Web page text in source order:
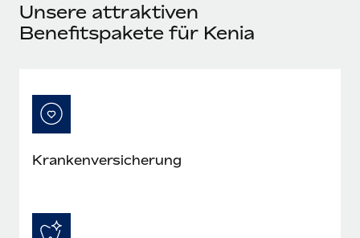
Unsere attraktiven
Benefitspakete für Kenia
Krankenversicherung